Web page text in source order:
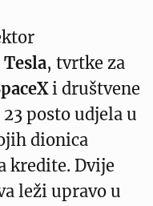
Tesla, tvrtke za
i društvene
posto udjela u
dionica
kredite. Dvije
leži upravo u